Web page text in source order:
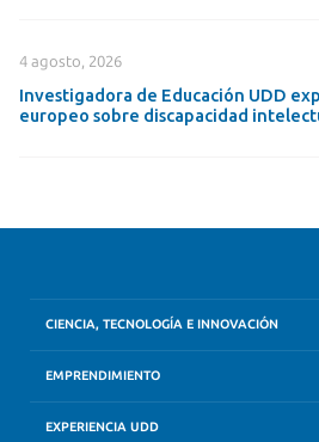
4 agosto, 2026
Investigadora de Educación UDD
europeo sobre discapacidad
CIENCIA, TECNOLOGÍA E INNOVACIÓN
EMPRENDIMIENTO
EXPERIENCIA UDD